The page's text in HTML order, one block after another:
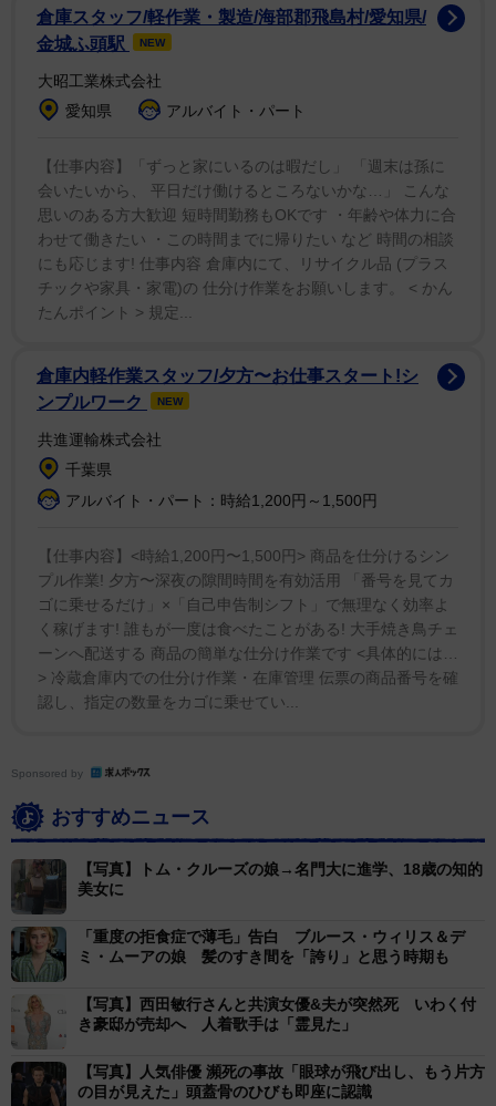
ョットなどを掲載。「トップガンの40周年を皆さんと祝
うことに興奮しています。この2つの映画が大スクリー
ンで戻ってくるのはとても楽しい!」と期間限定ながらカ
ムバックを喜んでいた。
「トップガン マーベリック」でヒロインのペニー・ベ
ンジャミンを演じた女優ジェニファー・コネリーも
「Happy Top Gun Day」とコメントし、同作のオフショ
ットなどを掲載。トム同様に再上映を喜んでいた。
倉庫スタッフ/軽作業・製造/海部郡飛島村/愛知県/
金城ふ頭駅
NEW
大昭工業株式会社
愛知県
アルバイト・パート
【仕事内容】「ずっと家にいるのは暇だし」 「週末は孫に
会いたいから、 平日だけ働けるところないかな…」 こんな
思いのある方大歓迎 短時間勤務もOKです ・年齢や体力に合
わせて働きたい ・この時間までに帰りたい など 時間の相談
にも応じます! 仕事内容 倉庫内にて、リサイクル品 (プラス
チックや家具・家電)の 仕分け作業をお願いします。 < かん
たんポイント > 規定...
倉庫内軽作業スタッフ/夕方〜お仕事スタート!シ
ンプルワーク
NEW
共進運輸株式会社
千葉県
アルバイト・パート：時給1,200円～1,500円
【仕事内容】<時給1,200円〜1,500円> 商品を仕分けるシン
プル作業! 夕方〜深夜の隙間時間を有効活用 「番号を見てカ
ゴに乗せるだけ」×「自己申告制シフト」で無理なく効率よ
く稼げます! 誰もが一度は食べたことがある! 大手焼き鳥チェ
ーンへ配送する 商品の簡単な仕分け作業です <具体的には…
> 冷蔵倉庫内での仕分け作業・在庫管理 伝票の商品番号を確
認し、指定の数量をカゴに乗せてい...
Sponsored by
おすすめニュース
【写真】トム・クルーズの娘→名門大に進学、18歳の知的
美女に
「重度の拒食症で薄毛」告白 ブルース・ウィリス＆デ
ミ・ムーアの娘 髪のすき間を「誇り」と思う時期も
【写真】西田敏行さんと共演女優&夫が突然死 いわく付
き豪邸が売却へ 人着歌手は「霊見た」
【写真】人気俳優 瀕死の事故「眼球が飛び出し、もう片方
の目が見えた」頭蓋骨のひびも即座に認識